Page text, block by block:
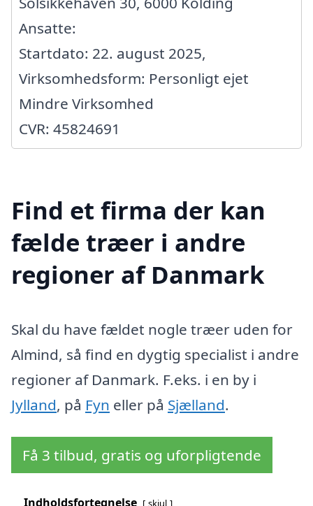
Ansatte:
Startdato: 22. august 2025,
Virksomhedsform: Personligt ejet
Mindre Virksomhed
CVR: 45824691
Find et firma der kan
fælde træer i andre
regioner af Danmark
Skal du have fældet nogle træer uden for
Almind, så find en dygtig specialist i andre
regioner af Danmark. F.eks. i en by i
Jylland, på Fyn eller på Sjælland.
Få 3 tilbud, gratis og uforpligtende
Indholdsfortegnelse skjul